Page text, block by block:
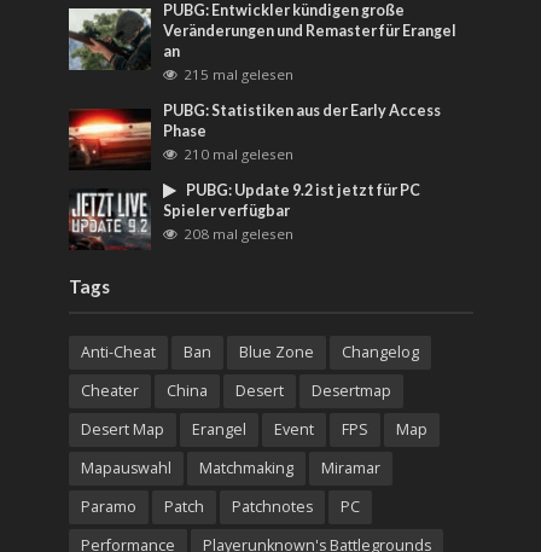
PUBG: Entwickler kündigen große
Veränderungen und Remaster für Erangel
an
215 mal gelesen
PUBG: Statistiken aus der Early Access
Phase
210 mal gelesen
PUBG: Update 9.2 ist jetzt für PC
Spieler verfügbar
208 mal gelesen
Tags
Anti-Cheat Ban Blue Zone
Changelog
Cheater
China Desert
Desertmap
Desert Map
Erangel Event FPS
Map
Mapauswahl
Matchmaking
Miramar
Paramo
Patch Patchnotes
PC
Performance
Playerunknown's Battlegrounds